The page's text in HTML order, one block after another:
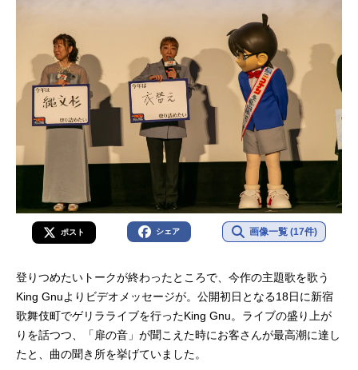
ポスト シェア 画像一覧 (17件)
登りつめたいトークが終わったところで、今作の主題歌を歌う
King Gnuよりビデオメッセージが。公開初日となる18日に新宿
歌舞伎町でゲリラライブを行ったKing Gnu。ライブの盛り上が
りを話つつ、「扉の音」が聞こえた時にお客さんが最高潮に達し
たと、曲の聞き所を挙げていました。